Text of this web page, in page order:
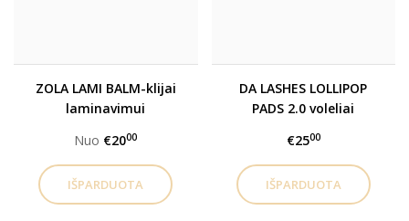
ZOLA LAMI BALM-klijai
laminavimui
Nuo €2000
DA LASHES LOLLIPOP
PADS 2.0 voleliai
€2500